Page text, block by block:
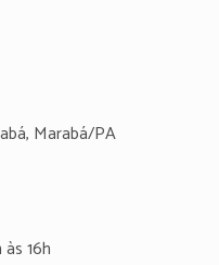
Marabá/PA
16h